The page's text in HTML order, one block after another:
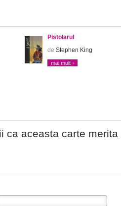
Pistolarul
de Stephen King
mai mult
ca aceasta carte